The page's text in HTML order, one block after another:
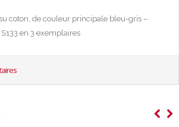
coton, de couleur principale bleu-gris –
en 3 exemplaires